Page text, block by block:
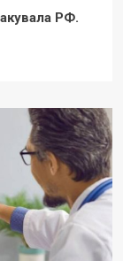
РФ.